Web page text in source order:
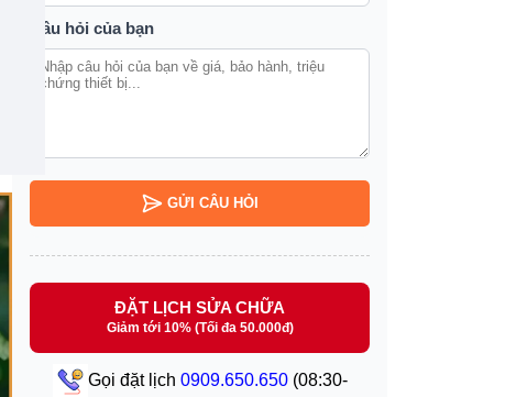
Câu hỏi của bạn
GỬI CÂU HỎI
ĐẶT LỊCH SỬA CHỮA
Giảm tới 10% (Tối đa 50.000đ)
Gọi đặt lịch 0909.650.650(08:30-